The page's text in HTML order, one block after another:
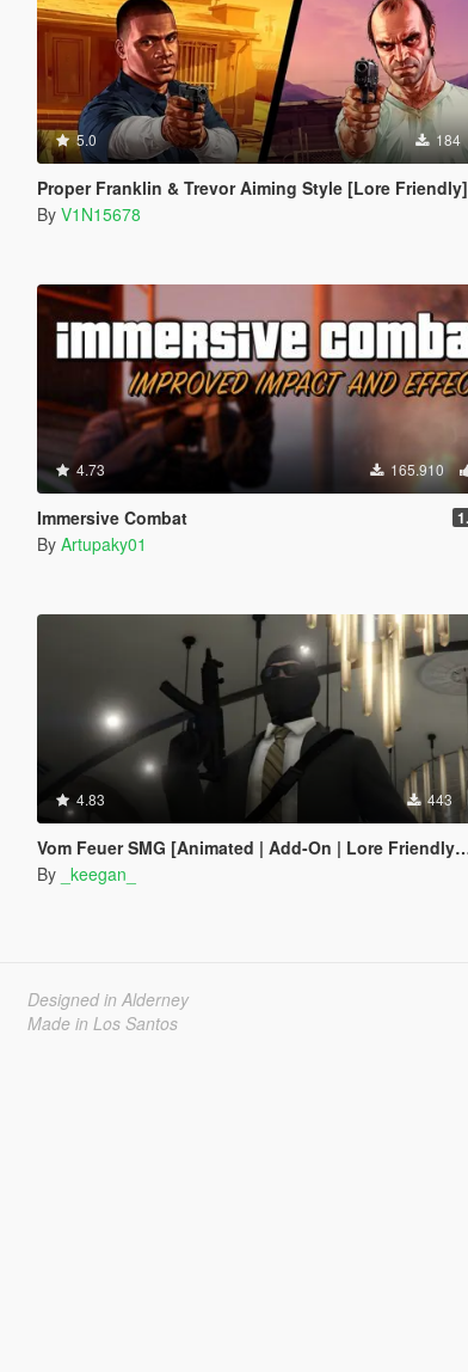
5.0 184
Proper Franklin & Trevor Aiming Style [Lore Friendly]
By V1N15678
4.73 165.910
Immersive Combat
By Artupaky01
4.83 443
Vom Feuer SMG [Animated | Add-On | Lore Friendly | FiveM]
By _keegan_
Designed in Alderney
Made in Los Santos